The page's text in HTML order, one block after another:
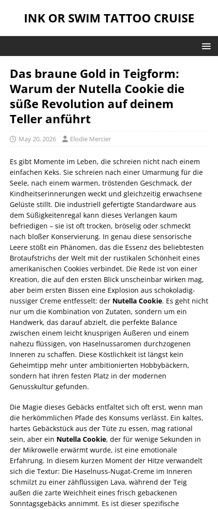
INK OR SWIM TATTOO CRUISE
Das braune Gold in Teigform:
Warum der Nutella Cookie die
süße Revolution auf deinem
Teller anführt
May 20, 2026 Elodie Mercier
Es gibt Momente im Leben, die schreien nicht nach einem
einfachen Keks. Sie schreien nach einer Umarmung für die
Seele, nach einem warmen, tröstenden Geschmack, der
Kindheitserinnerungen weckt und gleichzeitig erwachsene
Gelüste stillt. Die industriell gefertigte Standardware aus
dem Süßigkeitenregal kann dieses Verlangen kaum
befriedigen – sie ist oft trocken, bröselig oder schmeckt
nach bloßer Konservierung. In genau diese sensorische
Leere stößt ein Phänomen, das die Essenz des beliebtesten
Brotaufstrichs der Welt mit der rustikalen Schönheit eines
amerikanischen Cookies verbindet. Die Rede ist von einer
Kreation, die auf den ersten Blick unscheinbar wirken mag,
aber beim ersten Bissen eine Explosion aus schokoladig-
nussiger Creme entfesselt: der Nutella Cookie. Es geht nicht
nur um die Kombination von Zutaten, sondern um ein
Handwerk, das darauf abzielt, die perfekte Balance
zwischen einem leicht knusprigen Äußeren und einem
nahezu flüssigen, von Haselnussaromen durchzogenen
Inneren zu schaffen. Diese Köstlichkeit ist längst kein
Geheimtipp mehr unter ambitionierten Hobbybäckern,
sondern hat ihren festen Platz in der modernen
Genusskultur gefunden.
Die Magie dieses Gebäcks entfaltet sich oft erst, wenn man
die herkömmlichen Pfade des Konsums verlässt. Ein kaltes,
hartes Gebäckstück aus der Tüte zu essen, mag rational
sein, aber ein Nutella Cookie, der für wenige Sekunden in
der Mikrowelle erwärmt wurde, ist eine emotionale
Erfahrung. In diesem kurzen Moment der Hitze verwandelt
sich die Textur: Die Haselnuss-Nugat-Creme im Inneren
schmilzt zu einer zähflüssigen Lava, während der Teig
außen die zarte Weichheit eines frisch gebackenen
Sonntagsgebäcks annimmt. Es ist dieser spezifische